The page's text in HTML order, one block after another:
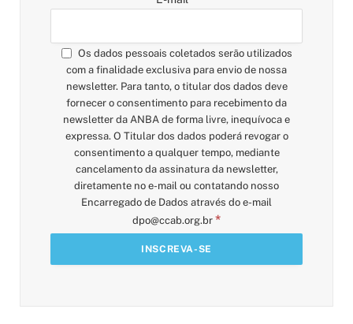
Os dados pessoais coletados serão utilizados
com a finalidade exclusiva para envio de nossa
newsletter. Para tanto, o titular dos dados deve
fornecer o consentimento para recebimento da
newsletter da ANBA de forma livre, inequívoca e
expressa. O Titular dos dados poderá revogar o
consentimento a qualquer tempo, mediante
cancelamento da assinatura da newsletter,
diretamente no e-mail ou contatando nosso
Encarregado de Dados através do e-mail
dpo@ccab.org.br *